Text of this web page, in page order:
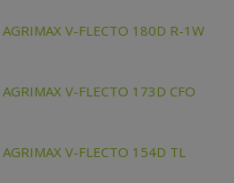
V-FLECTO 180D R-1W
V-FLECTO 173D CFO
V-FLECTO 154D TL